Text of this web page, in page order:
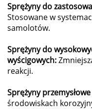
Sprężyny do
Stosowane w
samolotów.
Sprężyny do
wyścigowych:
reakcji.
Sprężyny
środowiskach